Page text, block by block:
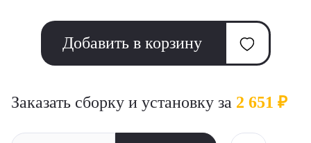
Добавить в корзину
Заказать сборку и установку за 2 651 ₽